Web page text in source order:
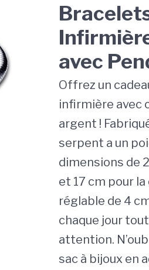
avec
Offrez un
infirmière avec
argent !
serpent a un
dimensions de
et 17 cm pour
réglable de 4
chaque jour
attention.
sac à bijoux en